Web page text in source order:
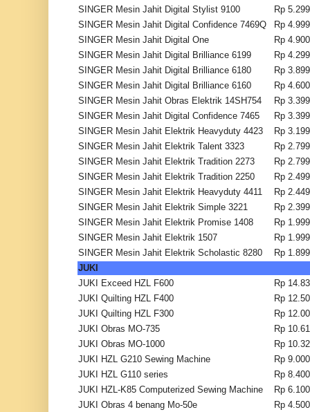
SINGER Mesin Jahit Digital Stylist 9100
Rp
SINGER Mesin Jahit Digital Confidence 7469Q
Rp
SINGER Mesin Jahit Digital One
Rp
SINGER Mesin Jahit Digital Brilliance 6199
Rp
SINGER Mesin Jahit Digital Brilliance 6180
Rp
SINGER Mesin Jahit Digital Brilliance 6160
Rp
SINGER Mesin Jahit Obras Elektrik 14SH754
Rp
SINGER Mesin Jahit Digital Confidence 7465
Rp
SINGER Mesin Jahit Elektrik Heavyduty 4423
Rp
SINGER Mesin Jahit Elektrik Talent 3323
Rp
SINGER Mesin Jahit Elektrik Tradition 2273
Rp
SINGER Mesin Jahit Elektrik Tradition 2250
Rp
SINGER Mesin Jahit Elektrik Heavyduty 4411
Rp
SINGER Mesin Jahit Elektrik Simple 3221
Rp
SINGER Mesin Jahit Elektrik Promise 1408
Rp
SINGER Mesin Jahit Elektrik 1507
Rp
SINGER Mesin Jahit Elektrik Scholastic 8280
Rp
JUKI
JUKI Exceed HZL F600
Rp
JUKI Quilting HZL F400
Rp
JUKI Quilting HZL F300
Rp
JUKI Obras MO-735
Rp
JUKI Obras MO-1000
Rp
JUKI HZL G210 Sewing Machine
Rp
JUKI HZL G110 series
Rp
JUKI HZL-K85 Computerized Sewing Machine
Rp
JUKI Obras 4 benang Mo-50e
Rp